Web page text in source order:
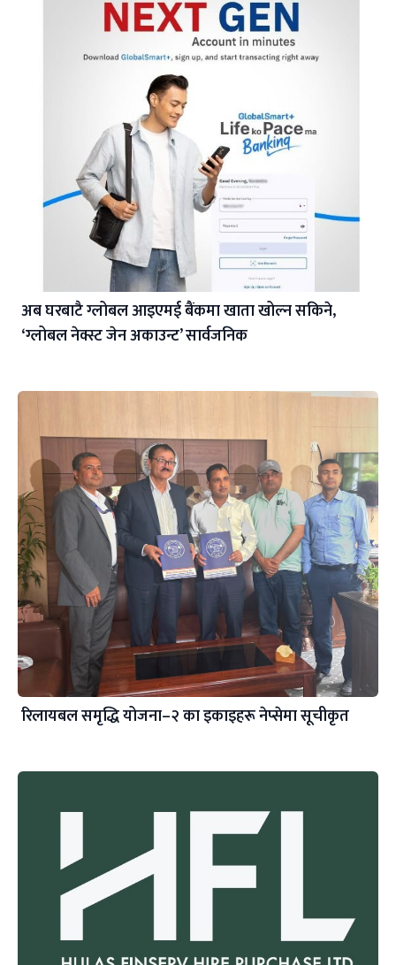
अब घरबाटै ग्लोबल आइएमई बैंकमा खाता खोल्न सकिने,
‘ग्लोबल नेक्स्ट जेन अकाउन्ट’ सार्वजनिक
रिलायबल समृद्धि योजना–२ का इकाइहरू नेप्सेमा सूचीकृत